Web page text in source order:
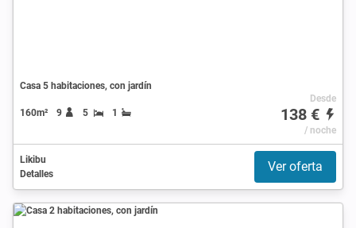
Casa 5 habitaciones, con jardín
160m² 9 5 1
Desde
138 €
/ noche
Likibu
Detalles
Ver oferta